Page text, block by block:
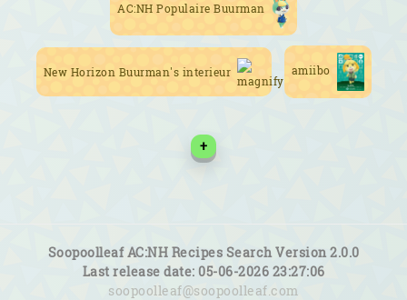
AC:NH Populaire Buurman
New Horizon Buurman's interieur amiibo
+
Soopoolleaf AC:NH Recipes Search Version 2.0.0
Last release date: 05-06-2026 23:27:06
soopoolleaf@soopoolleaf.com